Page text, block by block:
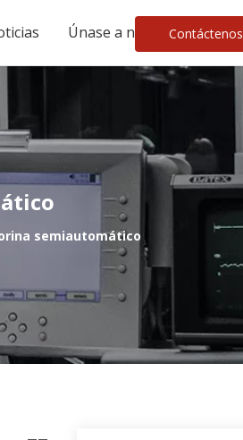
Únase a nosotrosContáctenos
semiautomático